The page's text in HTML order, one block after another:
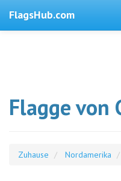
FlagsHub.com
Flagge von
Zuhause Nordamerika